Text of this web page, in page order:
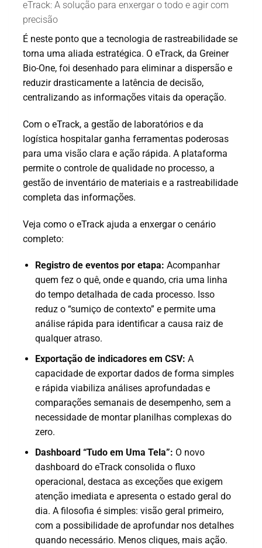
eTrack: A solução para enxergar o todo e agir com
precisão
É neste ponto que a tecnologia de rastreabilidade se
torna uma aliada estratégica. O eTrack, da Greiner
Bio-One, foi desenhado para eliminar a dispersão e
reduzir drasticamente a latência de decisão,
centralizando as informações vitais da operação.
Com o eTrack, a gestão de laboratórios e da
logística hospitalar ganha ferramentas poderosas
para uma visão clara e ação rápida. A plataforma
permite o controle de qualidade no processo, a
gestão de inventário de materiais e a rastreabilidade
completa das informações.
Veja como o eTrack ajuda a enxergar o cenário
completo:
Registro de eventos por etapa: Acompanhar
quem fez o quê, onde e quando, cria uma linha
do tempo detalhada de cada processo. Isso
reduz o “sumiço de contexto” e permite uma
análise rápida para identificar a causa raiz de
qualquer atraso.
Exportação de indicadores em CSV: A
capacidade de exportar dados de forma simples
e rápida viabiliza análises aprofundadas e
comparações semanais de desempenho, sem a
necessidade de montar planilhas complexas do
zero.
Dashboard “Tudo em Uma Tela”: O novo
dashboard do eTrack consolida o fluxo
operacional, destaca as exceções que exigem
atenção imediata e apresenta o estado geral do
dia. A filosofia é simples: visão geral primeiro,
com a possibilidade de aprofundar nos detalhes
quando necessário. Menos cliques, mais ação.